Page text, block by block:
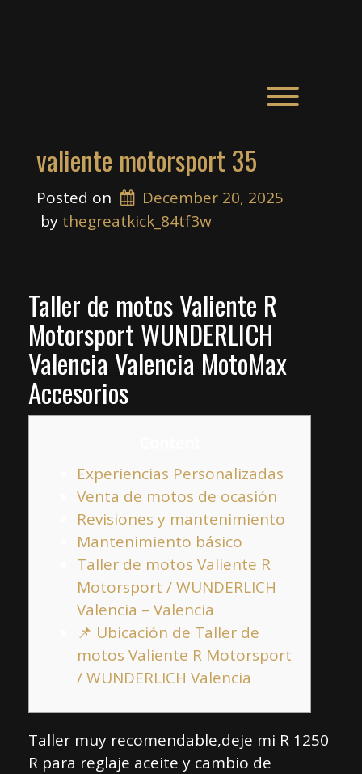
valiente motorsport 35
Posted on
December 20, 2025
by thegreatkick_84tf3w
Taller de motos Valiente R
Motorsport WUNDERLICH
Valencia Valencia MotoMax
Accesorios
Experiencias Personalizadas
Venta de motos de ocasión​
Revisiones y mantenimiento
Mantenimiento básico
Taller de motos Valiente R
Motorsport / WUNDERLICH
Valencia – Valencia
📌 Ubicación de Taller de
motos Valiente R Motorsport
/ WUNDERLICH Valencia
Taller muy recomendable,deje mi R 1250
R para reglaje aceite y cambio de